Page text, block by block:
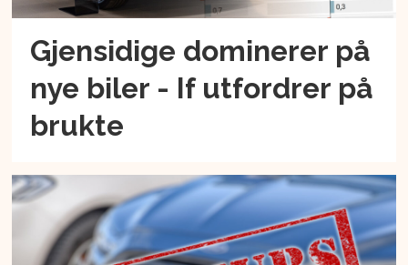
Gjensidige dominerer på
nye biler - If utfordrer på
brukte